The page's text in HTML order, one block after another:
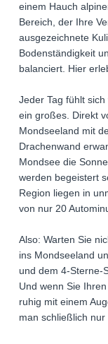
einem Hauch
Bereich, der Ihre
ausgezeichnete
Bodenständigkeit
balanciert. Hier
Jeder Tag fühlt
ein großes. Direkt
Mondseeland mit
Drachenwand
Mondsee die
werden begeistert
Region liegen in
von nur 20
Also: Warten Sie
ins Mondseeland
und dem 4-Sterne-
Und wenn Sie
ruhig mit einem
man schließlich